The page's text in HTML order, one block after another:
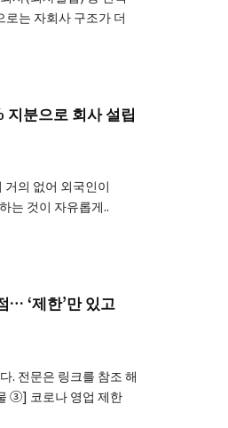
는 자회사 구조가 더
분으로 회사 설립
의 없어 외국인이
는 것이 자유롭게..
… ‘제한’만 있고
. 전문은 링크를 참조 해
③] 코로나 영업 제한